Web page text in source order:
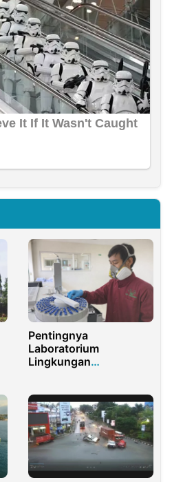
Pentingnya
Laboratorium
Lingkungan